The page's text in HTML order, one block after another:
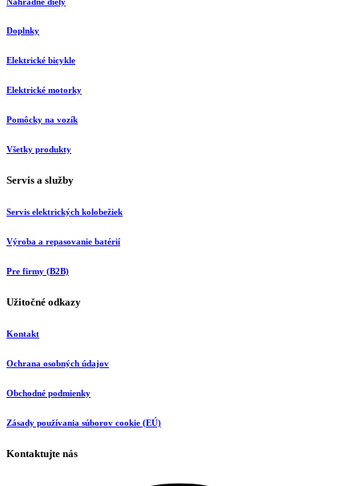
Doplnky
Elektrické bicykle
Elektrické motorky
Pomôcky na vozík
Všetky produkty
Servis a služby
Servis elektrických kolobežiek
Výroba a repasovanie batérií
Pre firmy (B2B)
Užitočné odkazy
Kontakt
Ochrana osobných údajov
Obchodné podmienky
Zásady používania súborov cookie (EÚ)
Kontaktujte nás